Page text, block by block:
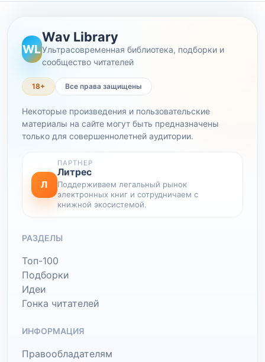
WL
Wav Library
Ультрасовременная библиотека, подборки и
сообщество читателей
18+ Все права защищены
Некоторые произведения и пользовательские
материалы на сайте могут быть предназначены
только для совершеннолетней аудитории.
Л
ПАРТНЕР
Литрес
Поддерживаем легальный рынок
электронных книг и сотрудничаем с
книжной экосистемой.
РАЗДЕЛЫ
Топ-100
Подборки
Идеи
Гонка читателей
ИНФОРМАЦИЯ
Правообладателям